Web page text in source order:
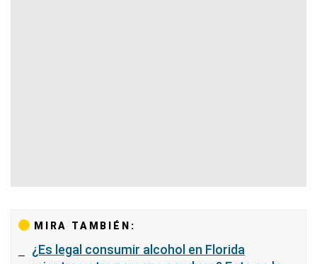
MIRA TAMBIÉN:
¿Es legal consumir alcohol en Florida